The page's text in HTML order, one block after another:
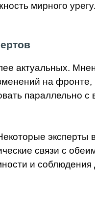
мирного
актуальных.
на фронте,
параллельно
эксперты
связи с
и соблюдения